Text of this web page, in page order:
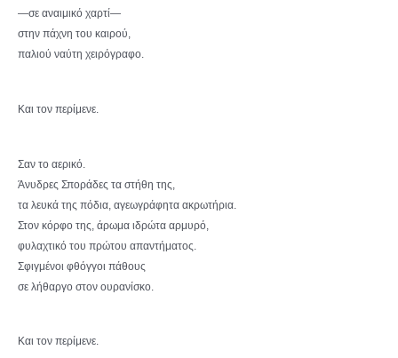
—σε αναιμικό χαρτί—
στην πάχνη του καιρού,
παλιού ναύτη χειρόγραφο.
Και τον περίμενε.
Σαν το αερικό.
Άνυδρες Σποράδες τα στήθη της,
τα λευκά της πόδια, αγεωγράφητα ακρωτήρια.
Στον κόρφο της, άρωμα ιδρώτα αρμυρό,
φυλαχτικό του πρώτου απαντήματος.
Σφιγμένοι φθόγγοι πάθους
σε λήθαργο στον ουρανίσκο.
Και τον περίμενε.